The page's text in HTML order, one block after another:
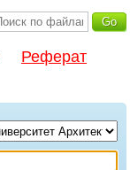
Реферат